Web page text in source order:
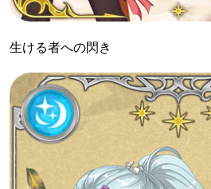
生ける者への閃き